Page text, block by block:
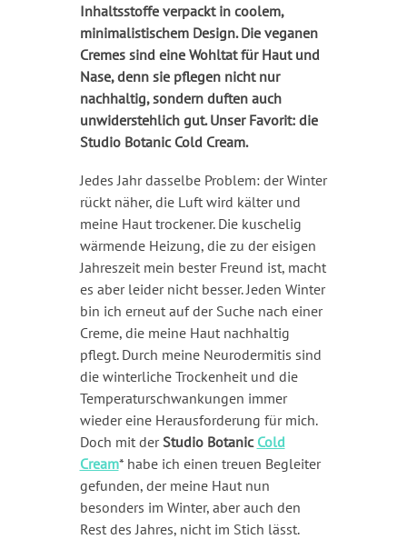
Inhaltsstoffe verpackt in coolem,
minimalistischem Design. Die veganen
Cremes sind eine Wohltat für Haut und
Nase, denn sie pflegen nicht nur
nachhaltig, sondern duften auch
unwiderstehlich gut. Unser Favorit: die
Studio Botanic Cold Cream.
Jedes Jahr dasselbe Problem: der Winter
rückt näher, die Luft wird kälter und
meine Haut trockener. Die kuschelig
wärmende Heizung, die zu der eisigen
Jahreszeit mein bester Freund ist, macht
es aber leider nicht besser. Jeden Winter
bin ich erneut auf der Suche nach einer
Creme, die meine Haut nachhaltig
pflegt. Durch meine Neurodermitis sind
die winterliche Trockenheit und die
Temperaturschwankungen immer
wieder eine Herausforderung für mich.
Doch mit derStudio Botanic Cold
Cream* habe ich einen treuen Begleiter
gefunden, der meine Haut nun
besonders im Winter, aber auch den
Rest des Jahres, nicht im Stich lässt.